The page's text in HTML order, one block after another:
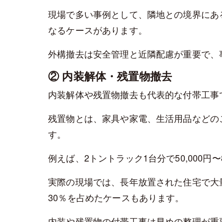
現場で多い事例として、隣地との境界に
なるケースがあります。
外構撤去は安全管理と近隣配慮が重要で
② 内装解体・残置物撤去
内装解体や残置物撤去も代表的な付帯工事
残置物とは、家具や家電、生活用品など
す。
例えば、2トントラック1台分で50,000円
実際の現場では、長年放置された住宅で
30％を占めたケースもあります。